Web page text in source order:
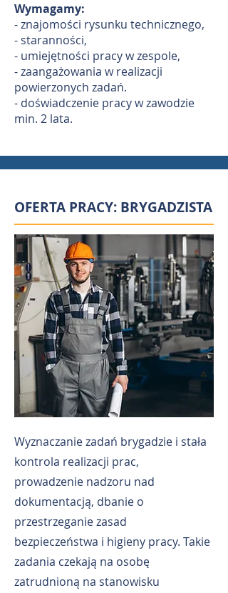
Wymagamy:
- znajomości rysunku technicznego,
- staranności,
- umiejętności pracy w zespole,
- zaangażowania w realizacji
powierzonych zadań.
- doświadczenie pracy w zawodzie
min. 2 lata.
OFERTA PRACY: BRYGADZISTA
Wyznaczanie zadań brygadzie i stała
kontrola realizacji prac,
prowadzenie nadzoru nad
dokumentacją, dbanie o
przestrzeganie zasad
bezpieczeństwa i higieny pracy. Takie
zadania czekają na osobę
zatrudnioną na stanowisku